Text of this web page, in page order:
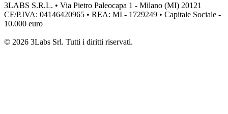
3LABS S.R.L. • Via Pietro Paleocapa 1 - Milano (MI) 20121
CF/P.IVA: 04146420965 • REA: MI - 1729249 • Capitale Sociale -
10.000 euro
© 2026 3Labs Srl. Tutti i diritti riservati.